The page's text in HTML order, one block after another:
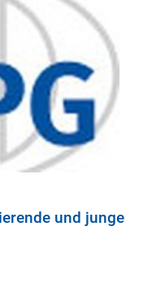
und junge